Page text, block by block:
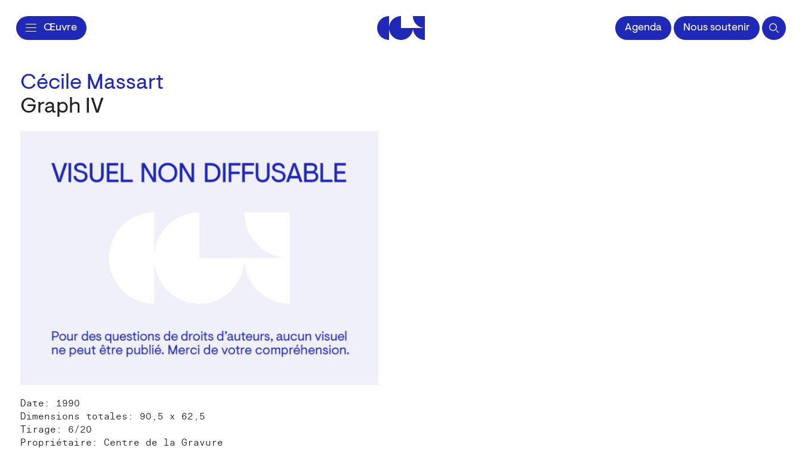
Œuvre Centre de la Gravure et de l'Image impriméeAgenda Nous soutenir
Cécile Massart
Graph IV
Date: 1990
Dimensions totales: 90,5 x 62,5
Tirage: 6/20
Propriétaire: Centre de la Gravure